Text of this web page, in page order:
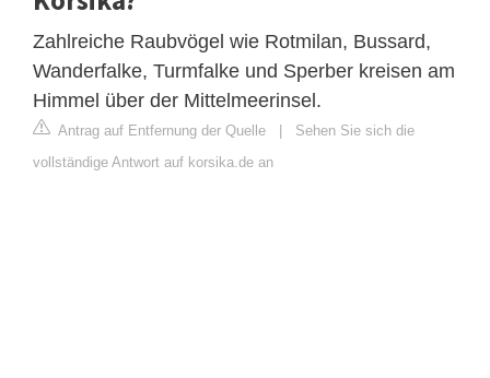
Zahlreiche Raubvögel wie Rotmilan, Bussard,
Wanderfalke, Turmfalke und Sperber kreisen am
Himmel über der Mittelmeerinsel.
Antrag auf Entfernung der Quelle | Sehen Sie sich die
vollständige Antwort auf korsika.de an